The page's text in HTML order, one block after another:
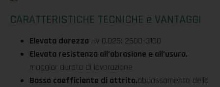
CARATTERISTICHE TECNICHE e VANTAGGI
Elevata durezza Hv 0.025: 2500-3100
Elevata resistenza all’abrasione e all’usura.
maggior durata di lavorazione
Basso coefficiente di attrito.abbassamento della